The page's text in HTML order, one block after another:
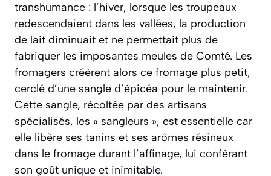
transhumance : l’hiver, lorsque les troupeaux
redescendaient dans les vallées, la production
de lait diminuait et ne permettait plus de
fabriquer les imposantes meules de Comté. Les
fromagers créèrent alors ce fromage plus petit,
cerclé d’une sangle d’épicéa pour le maintenir.
Cette sangle, récoltée par des artisans
spécialisés, les « sangleurs », est essentielle car
elle libère ses tanins et ses arômes résineux
dans le fromage durant l’affinage, lui conférant
son goût unique et inimitable.